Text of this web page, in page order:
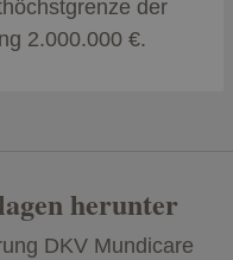
der
2.000.000 €.
herunter
DKV Mundicare